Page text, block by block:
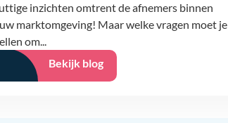
inzichten omtrent de afnemers binnen
marktomgeving! Maar welke vragen moet je
om...
Bekijk blog